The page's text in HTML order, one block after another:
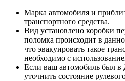
Марка автомобиля и
транспортного средства.
Вид установлено коробки
поломка происходит в
что эвакуировать такое
необходимо с
Если ваш автомобиль был
уточнить состояние